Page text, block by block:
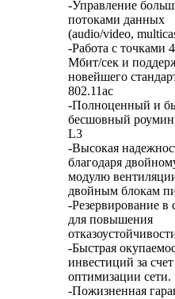
-Управление
потоками данных
(audio/video,
-Работа с точками
Мбит/сек и
новейшего
802.11ас
-Полноценный и
бесшовный
L3
-Высокая
благодаря
модулю
двойным блокам
-Резервирование в
для повышения
-Быстрая
инвестиций за счет
оптимизации сети.
-Пожизненная